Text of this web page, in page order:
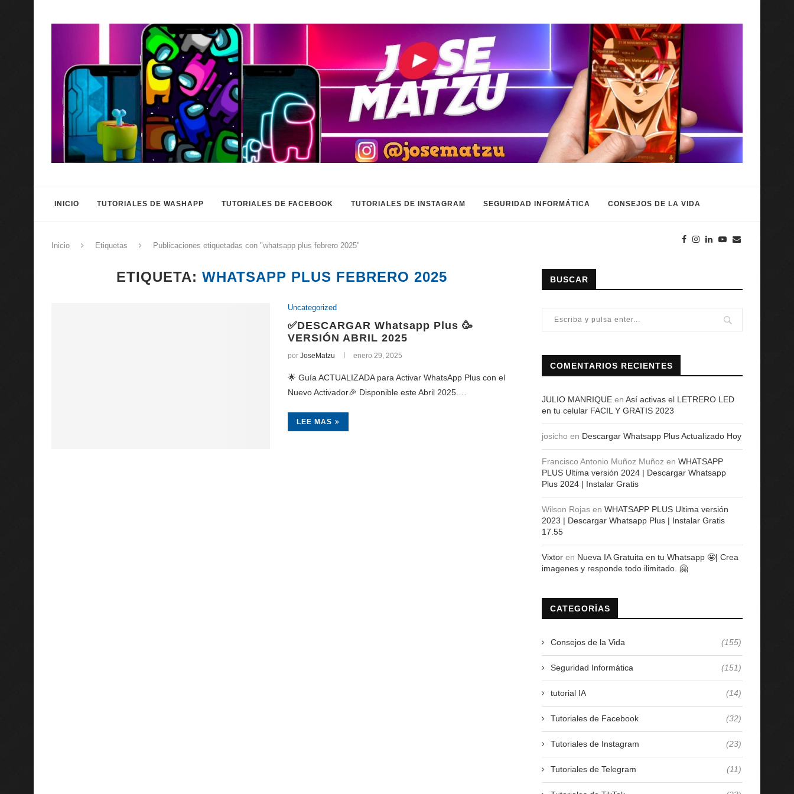
INICIO TUTORIALES DE WASHAPP TUTORIALES DE FACEBOOK TUTORIALES DE INSTAGRAM SEGURIDAD INFORMÁTICA CONSEJOS DE LA VIDA
Inicio Etiquetas Publicaciones etiquetadas con "whatsapp plus febrero 2025"
ETIQUETA: WHATSAPP PLUS FEBRERO 2025
Uncategorized
✅DESCARGAR Whatsapp Plus 🥳
VERSIÓN ABRIL 2025
por JoseMatzu enero 29, 2025
🌟 Guía ACTUALIZADA para Activar WhatsApp Plus con el
Nuevo Activador🎉 Disponible este Abril 2025.…
LEE MAS
BUSCAR
COMENTARIOS RECIENTES
JULIO MANRIQUE en Así activas el LETRERO LED
en tu celular FACIL Y GRATIS 2023
josicho en Descargar Whatsapp Plus Actualizado Hoy
Francisco Antonio Muñoz Muñoz en WHATSAPP
PLUS Ultima versión 2024 | Descargar Whatsapp
Plus 2024 | Instalar Gratis
Wilson Rojas en WHATSAPP PLUS Ultima versión
2023 | Descargar Whatsapp Plus | Instalar Gratis
17.55
Vixtor en Nueva IA Gratuita en tu Whatsapp 🤩| Crea
imagenes y responde todo ilimitado. 🤗
CATEGORÍAS
Consejos de la Vida (155)
Seguridad Informática (151)
tutorial IA (14)
Tutoriales de Facebook (32)
Tutoriales de Instagram (23)
Tutoriales de Telegram (11)